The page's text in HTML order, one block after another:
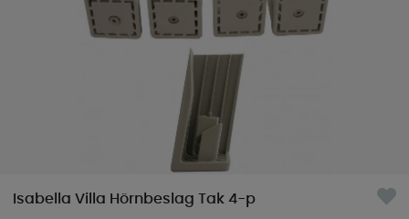
Isabella Villa Hörnbeslag Tak 4-p